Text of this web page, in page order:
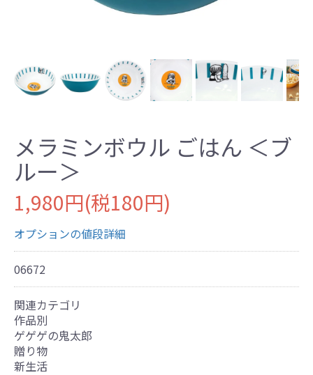
メラミンボウル ごはん ＜ブ
ルー＞
1,980円(税180円)
オプションの値段詳細
06672
関連カテゴリ
作品別
ゲゲゲの鬼太郎
贈り物
新生活